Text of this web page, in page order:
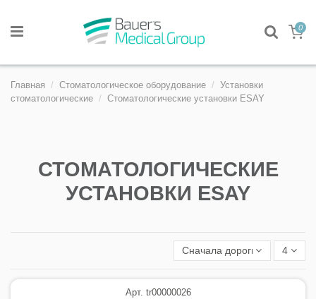
0
Главная Стоматологическое оборудование
Установки
стоматологические
Стоматологические установки ESAY
СТОМАТОЛОГИЧЕСКИЕ
УСТАНОВКИ ESAY
Сначала дорогие 4
Арт. tr00000026